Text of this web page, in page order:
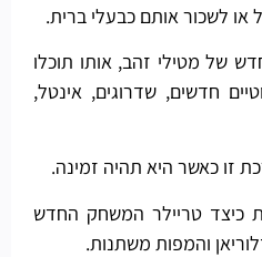
או לשכור אותם כבעלי ברית.
של מטילי זהב, אותו תוכלו
חדשים, שדרוגים, אינטל,
זו כאשר היא תהיה זמינה.
כיצד טריילר המשחק החדש
והמפות משתנות.